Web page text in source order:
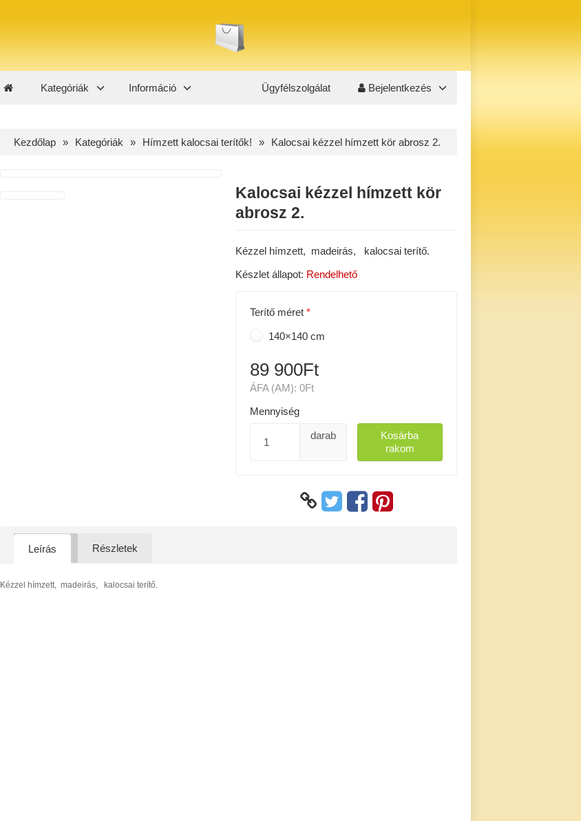
Kategóriák Információ Ügyfélszolgálat Bejelentkezés
Kezdőlap Kategóriák Hímzett kalocsai terítők! Kalocsai kézzel hímzett kör abrosz 2.
Kalocsai kézzel hímzett kör
abrosz 2.
Kézzel hímzett, madeirás, kalocsai terítő.
Készlet állapot: Rendelhető
Terítő méret
140×140 cm
89 900Ft
ÁFA (AM): 0Ft
Mennyiség
darab
Kosárba
rakom
Leírás Részletek
Kézzel hímzett, madeirás, kalocsai terítő.